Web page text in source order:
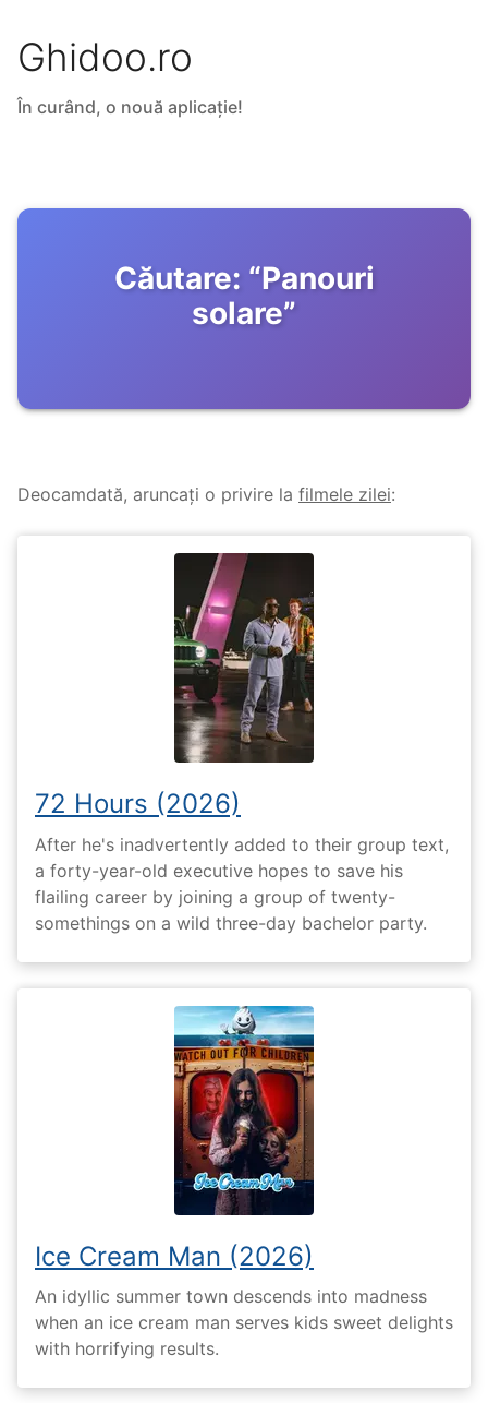
Ghidoo.ro
În curând, o nouă aplicație!
Căutare: “Panouri
solare”
Deocamdată, aruncați o privire la filmele zilei:
72 Hours (2026)
After he's inadvertently added to their group text,
a forty-year-old executive hopes to save his
flailing career by joining a group of twenty-
somethings on a wild three-day bachelor party.
Ice Cream Man (2026)
An idyllic summer town descends into madness
when an ice cream man serves kids sweet delights
with horrifying results.